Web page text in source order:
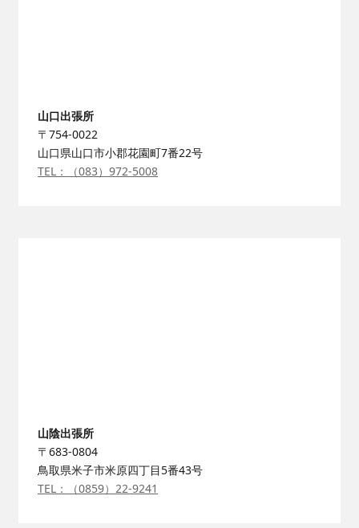
山口出張所
〒754-0022
山口県山口市小郡花園町7番22号
TEL：（083）972-5008
山陰出張所
〒683-0804
鳥取県米子市米原四丁目5番43号
TEL：（0859）22-9241